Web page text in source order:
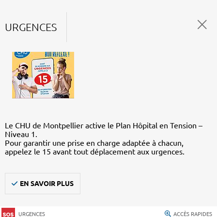
URGENCES
Le CHU de Montpellier active le Plan Hôpital en Tension –
Niveau 1.
Pour garantir une prise en charge adaptée à chacun,
appelez le 15 avant tout déplacement aux urgences.
EN SAVOIR PLUS
URGENCES ACCÈS RAPIDES